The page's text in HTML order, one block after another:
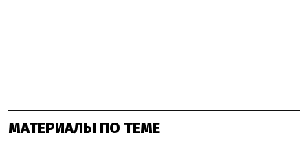
МАТЕРИАЛЫ ПО ТЕМЕ